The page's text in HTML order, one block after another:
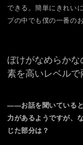
できる。簡単にきれい
プの中でも僕の一番の
ぼけがなめらかな
素を高いレベルで
――お話を聞いている
力があるようですが、
じた部分は？